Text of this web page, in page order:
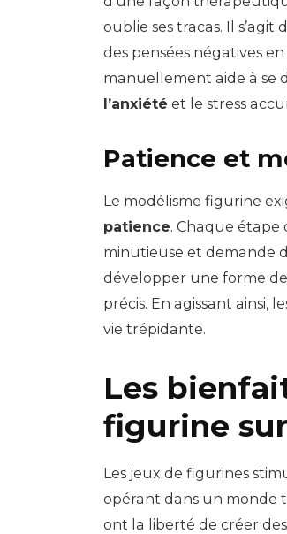
oublie ses tracas. Il
des pensées négatives
manuellement aide à se
l’anxiété et le stress
Patience et
Le modélisme figurine
patience. Chaque étape
minutieuse et demande
développer une forme
précis. En agissant ainsi,
vie trépidante.
Les
figurine
Les jeux de figurines
opérant dans un monde
ont la liberté de créer des